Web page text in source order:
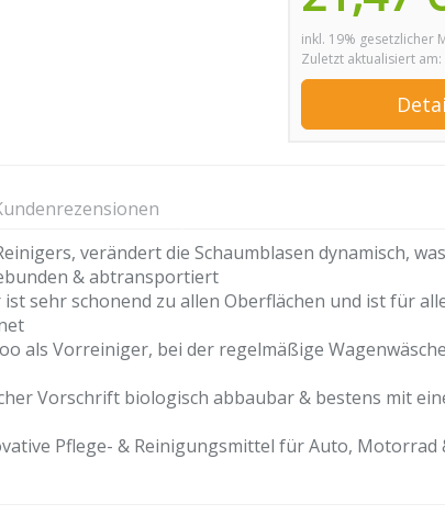
inkl. 19% gesetzlicher
Zuletzt aktualisiert
verändert die Schaumblasen dynamisch,
& abtransportiert
ist sehr schonend zu allen Oberflächen und ist für
als Vorreiniger, bei der regelmäßige
Vorschrift biologisch abbaubar & bestens mit
Pflege- & Reinigungsmittel für Auto,